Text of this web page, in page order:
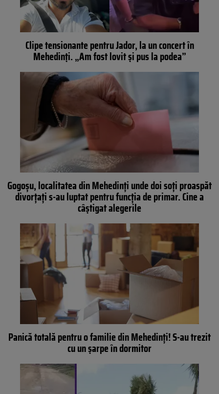
Clipe tensionante pentru Jador, la un concert în
Mehedinți. „Am fost lovit și pus la podea”
Gogoşu, localitatea din Mehedinţi unde doi soţi proaspăt
divorţaţi s-au luptat pentru funcţia de primar. Cine a
câştigat alegerile
Panică totală pentru o familie din Mehedinți! S-au trezit
cu un șarpe în dormitor